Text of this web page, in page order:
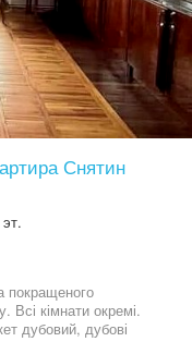
Снятин
покращеного
Всі кімнати окремі.
дубовий, дубові